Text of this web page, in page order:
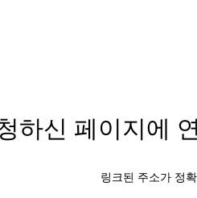
하신 페이지에
링크된 주소가 정